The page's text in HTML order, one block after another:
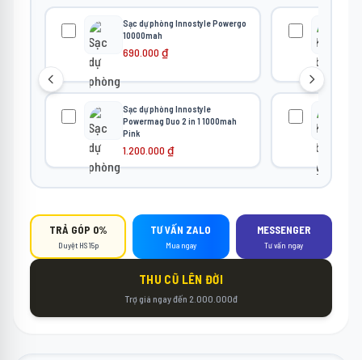
Sạc dự phòng Innostyle Powergo
10000mah
690.000 ₫
Sạc dự phòng Innostyle
Powermag Duo 2 in 1 1000mah
Pink
1.200.000 ₫
TRẢ GÓP 0%
Duyệt HS 15p
TƯ VẤN ZALO
Mua ngay
MESSENGER
Tư vấn ngay
THU CŨ LÊN ĐỜI
Trợ giá ngay đến 2.000.000đ